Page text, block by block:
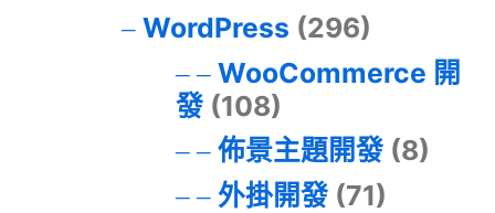
WordPress (296)
WooCommerce 開
發(108)
佈景主題開發(8)
外掛開發(71)